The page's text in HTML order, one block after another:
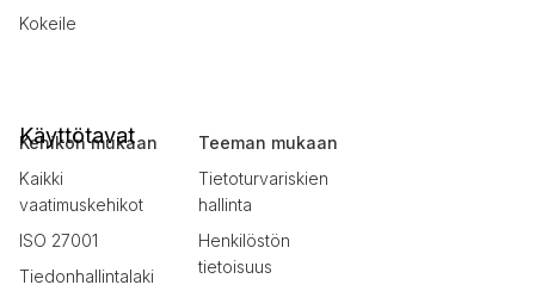
Kokeile
Käyttötavat
Kehikon mukaan
Kaikki
vaatimuskehikot
ISO 27001
Tiedonhallintalaki
Teeman mukaan
Tietoturvariskien
hallinta
Henkilöstön
tietoisuus